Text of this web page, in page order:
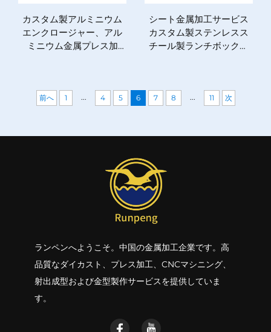
カスタム製アルミニウム
エンクロージャー、アル
ミニウム金属プレス加
シート金属加工サービス
カスタム製ステンレスス
チール製ランチボックス
前へ 1 ... 4 5 6 7 8 ... 11 次
ランペンへようこそ。中国の金属加工企業です。高
品質なダイカスト、プレス加工、CNCマシニング、
射出成型および金型製作サービスを提供していま
す。